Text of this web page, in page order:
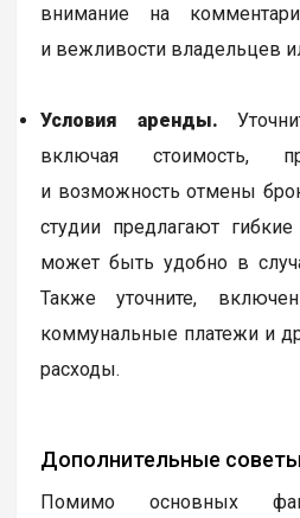
внимание на
и вежливости владельцев
Условия аренды.
включая стоимость,
и возможность отмены
студии предлагают
может быть удобно в
Также уточните,
коммунальные платежи и
расходы.
Дополнительные
Помимо основных